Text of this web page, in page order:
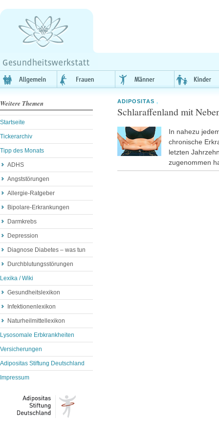
Weitere Themen
Startseite
Tickerarchiv
Tipp des Monats
ADHS
Angststörungen
Allergie-Ratgeber
Bipolare-Erkrankungen
Darmkrebs
Depression
Diagnose Diabetes – was tun
Durchblutungsstörungen
Lexika / Wiki
Gesundheitslexikon
Infektionenlexikon
Naturheilmittellexikon
Lysosomale Erbkrankheiten
Versicherungen
Adipositas Stiftung Deutschland
Impressum
ADIPOSITAS ,
Schlaraffenland mit
In nahezu
chronische
letzten
zugenommen